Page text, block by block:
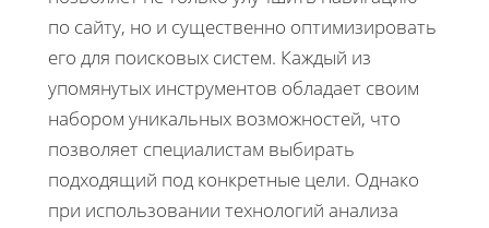
по сайту, но и существенно оптимизировать
его для поисковых систем. Каждый из
упомянутых инструментов обладает своим
набором уникальных возможностей, что
позволяет специалистам выбирать
подходящий под конкретные цели. Однако
при использовании технологий анализа